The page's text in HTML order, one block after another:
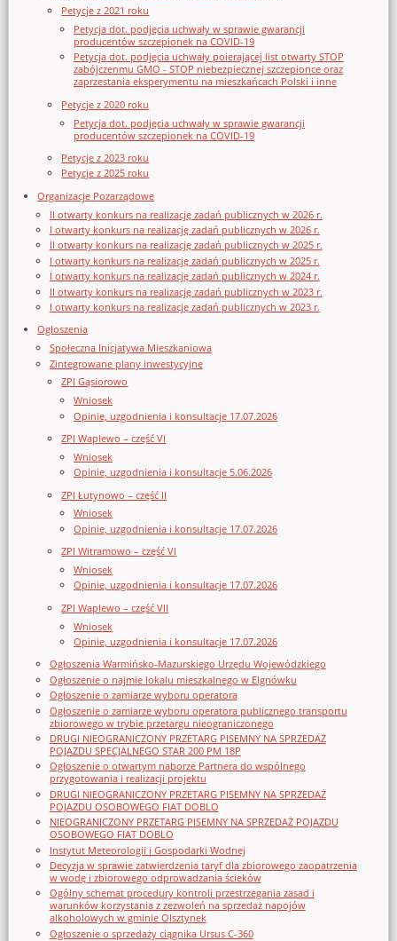
Petycje z 2021 roku
Petycja dot. podjęcia uchwały w sprawie gwarancji
producentów szczepionek na COVID-19
Petycja dot. podjęcia uchwały poierającej list otwarty STOP
zabójczenmu GMO - STOP niebezpiecznej szczepionce oraz
zaprzestania eksperymentu na mieszkańcach Polski i inne
Petycje z 2020 roku
Petycja dot. podjęcia uchwały w sprawie gwarancji
producentów szczepionek na COVID-19
Petycje z 2023 roku
Petycje z 2025 roku
Organizacje Pozarządowe
II otwarty konkurs na realizację zadań publicznych w 2026 r.
I otwarty konkurs na realizację zadań publicznych w 2026 r.
II otwarty konkurs na realizację zadań publicznych w 2025 r.
I otwarty konkurs na realizację zadań publicznych w 2025 r.
I otwarty konkurs na realizację zadań publicznych w 2024 r.
II otwarty konkurs na realizację zadań publicznych w 2023 r.
I otwarty konkurs na realizację zadań publicznych w 2023 r.
Ogłoszenia
Społeczna Inicjatywa Mieszkaniowa
Zintegrowane plany inwestycyjne
ZPI Gąsiorowo
Wniosek
Opinie, uzgodnienia i konsultacje 17.07.2026
ZPI Waplewo – część VI
Wniosek
Opinie, uzgodnienia i konsultacje 5.06.2026
ZPI Łutynowo – część II
Wniosek
Opinie, uzgodnienia i konsultacje 17.07.2026
ZPI Witramowo – część VI
Wniosek
Opinie, uzgodnienia i konsultacje 17.07.2026
ZPI Waplewo – część VII
Wniosek
Opinie, uzgodnienia i konsultacje 17.07.2026
Ogłoszenia Warmińsko-Mazurskiego Urzędu Wojewódzkiego
Ogłoszenie o najmie lokalu mieszkalnego w Elgnówku
Ogłoszenie o zamiarze wyboru operatora
Ogłoszenie o zamiarze wyboru operatora publicznego transportu
zbiorowego w trybie przetargu nieograniczonego
DRUGI NIEOGRANICZONY PRZETARG PISEMNY NA SPRZEDAŻ
POJAZDU SPECJALNEGO STAR 200 PM 18P
Ogłoszenie o otwartym naborze Partnera do wspólnego
przygotowania i realizacji projektu
DRUGI NIEOGRANICZONY PRZETARG PISEMNY NA SPRZEDAŻ
POJAZDU OSOBOWEGO FIAT DOBLO
NIEOGRANICZONY PRZETARG PISEMNY NA SPRZEDAŻ POJAZDU
OSOBOWEGO FIAT DOBLO
Instytut Meteorologii i Gospodarki Wodnej
Decyzja w sprawie zatwierdzenia taryf dla zbiorowego zaopatrzenia
w wodę i zbiorowego odprowadzania ścieków
Ogólny schemat procedury kontroli przestrzegania zasad i
warunków korzystania z zezwoleń na sprzedaż napojów
alkoholowych w gminie Olsztynek
Ogłoszenie o sprzedaży ciągnika Ursus C-360